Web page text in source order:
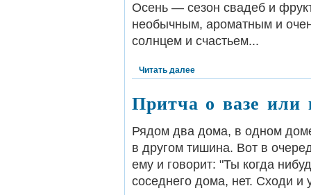
Осень — сезон свадеб и
необычным, ароматным и
солнцем и счастьем...
Читать далее
Притча о вазе или
Рядом два дома, в одном
в другом тишина. Вот в
ему и говорит: "Ты когда
соседнего дома, нет. Сходи и